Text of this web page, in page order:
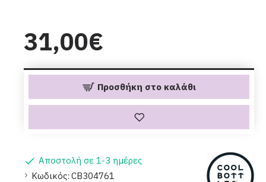
Αποστολή σε 1-3 ημέρες
Κωδικός: CB304761
31,00€
Προσθήκη στο καλάθι